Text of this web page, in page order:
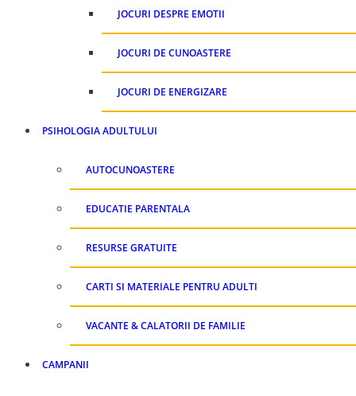
JOCURI DESPRE EMOTII
JOCURI DE CUNOASTERE
JOCURI DE ENERGIZARE
PSIHOLOGIA ADULTULUI
AUTOCUNOASTERE
EDUCATIE PARENTALA
RESURSE GRATUITE
CARTI SI MATERIALE PENTRU ADULTI
VACANTE & CALATORII DE FAMILIE
CAMPANII